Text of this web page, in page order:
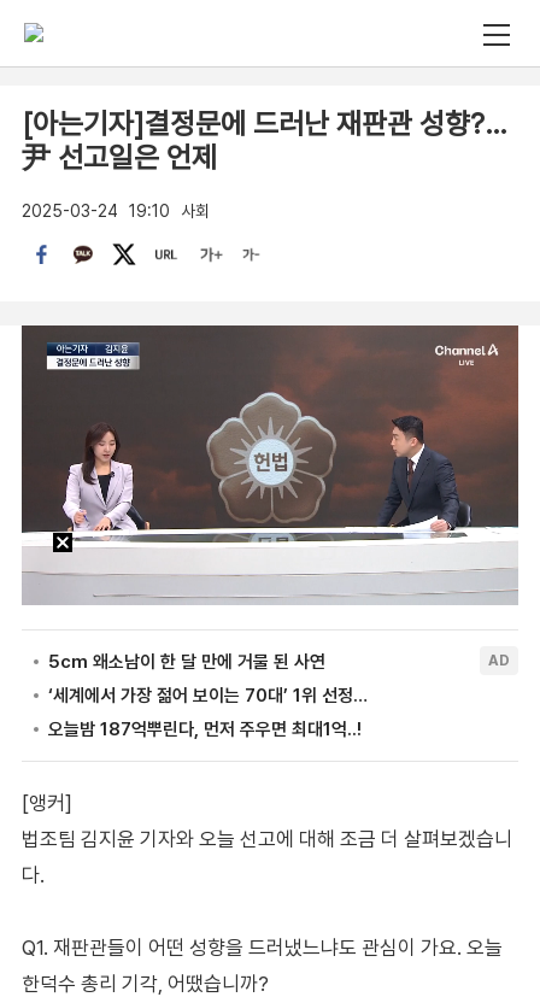
[아는기자]결정문에 드러난 재판관 성향?…
尹 선고일은 언제
2025-03-24 19:10 사회
[앵커]
법조팀 김지윤 기자와 오늘 선고에 대해 조금 더 살펴보겠습니
다.
Q1. 재판관들이 어떤 성향을 드러냈느냐도 관심이 가요. 오늘
한덕수 총리 기각, 어땠습니까?